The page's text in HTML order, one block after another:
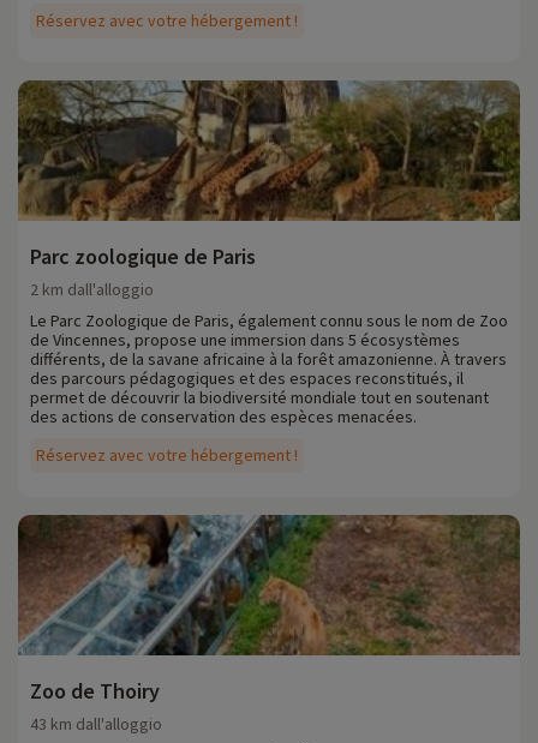
Réservez avec votre hébergement !
Parc zoologique de Paris
Réservez avec votre hébergement !
2 km dall'alloggio
Le Parc Zoologique de Paris, également connu sous le nom de Zoo
de Vincennes, propose une immersion dans 5 écosystèmes
différents, de la savane africaine à la forêt amazonienne. À travers
des parcours pédagogiques et des espaces reconstitués, il
permet de découvrir la biodiversité mondiale tout en soutenant
des actions de conservation des espèces menacées.
Zoo de Thoiry
43 km dall'alloggio